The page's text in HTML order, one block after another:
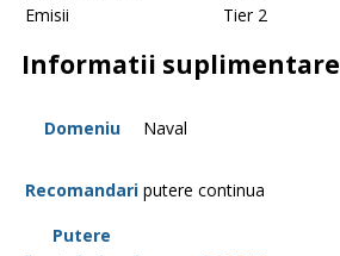
Emisii
Tier 2
Informatii suplimentare
Domeniu Naval
Recomandari putere continua
Putere